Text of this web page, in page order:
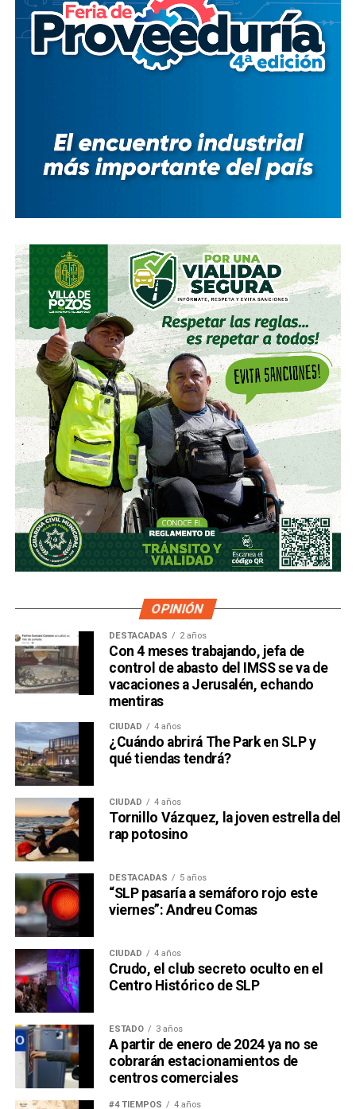
OPINIÓN
DESTACADAS 2 años
Con 4 meses trabajando, jefa de
control de abasto del IMSS se va de
vacaciones a Jerusalén, echando
mentiras
CIUDAD 4 años
¿Cuándo abrirá The Park en SLP y
qué tiendas tendrá?
CIUDAD 4 años
Tornillo Vázquez, la joven estrella del
rap potosino
DESTACADAS 5 años
“SLP pasaría a semáforo rojo este
viernes”: Andreu Comas
CIUDAD 4 años
Crudo, el club secreto oculto en el
Centro Histórico de SLP
ESTADO 3 años
A partir de enero de 2024 ya no se
cobrarán estacionamientos de
centros comerciales
#4 TIEMPOS 4 años